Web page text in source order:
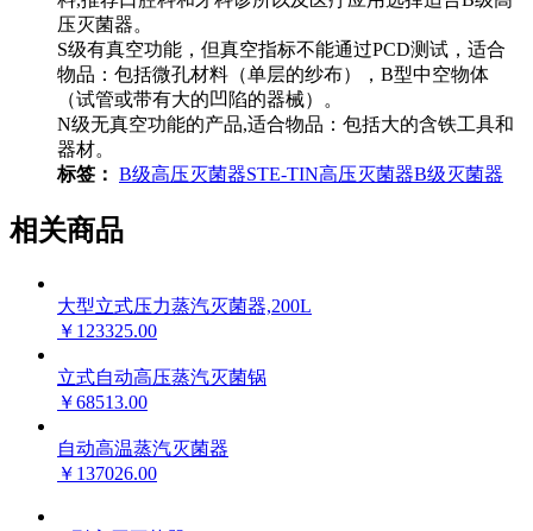
压灭菌器。
S级有真空功能，但真空指标不能通过PCD测试，适合
物品：包括微孔材料（单层的纱布），B型中空物体
（试管或带有大的凹陷的器械）。
N级无真空功能的产品,适合物品：包括大的含铁工具和
器材。
标签： B级高压灭菌器STE-TIN高压灭菌器B级灭菌器
相关商品
大型立式压力蒸汽灭菌器,200L
￥123325.00
立式自动高压蒸汽灭菌锅
￥68513.00
自动高温蒸汽灭菌器
￥137026.00